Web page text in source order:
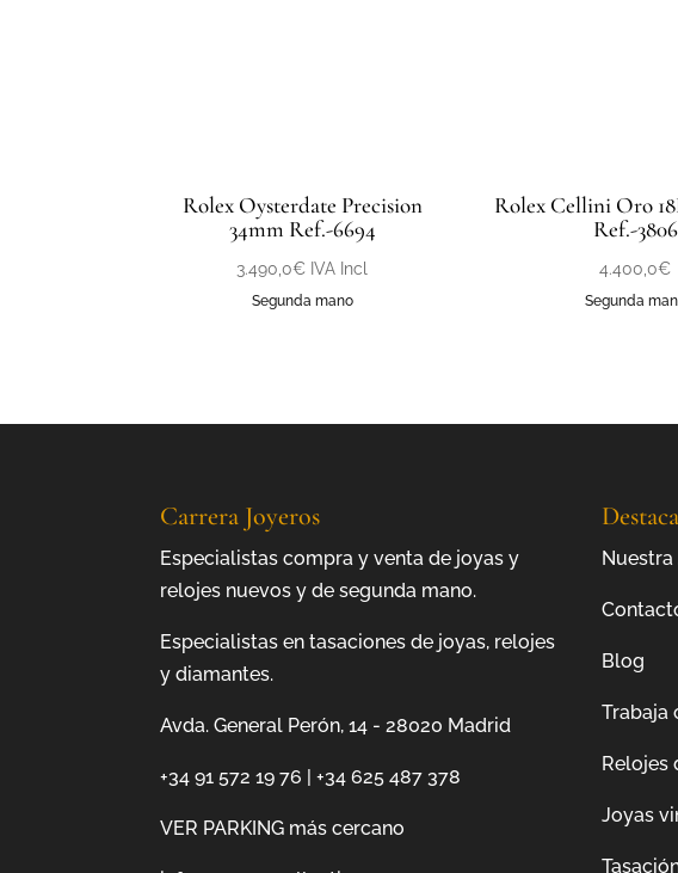
Rolex Oysterdate Precision
34mm Ref.-6694
3.490,0€ IVA Incl
Segunda mano
Rolex Cellini Oro
Ref.-3806
4.400,0€
Segunda
Carrera Joyeros
Especialistas compra y venta de joyas y
relojes nuevos y de segunda mano.
Especialistas en tasaciones de joyas, relojes
y diamantes.
Avda. General Perón, 14 - 28020 Madrid
+34 91 572 19 76 |+34 625 487 378
VER PARKING más cercano
Blog
Trabaja
Relojes
Joyas